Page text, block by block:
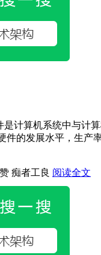
计算机系统中与计
件的发展水平，生
痴者工良 阅读全文